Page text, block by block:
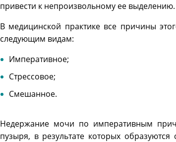
привести к непроизвольному ее выделению.
В медицинской практике все причины
следующим видам:
Императивное;
Стрессовое;
Смешанное.
Недержание мочи по императивным
пузыря, в результате которых